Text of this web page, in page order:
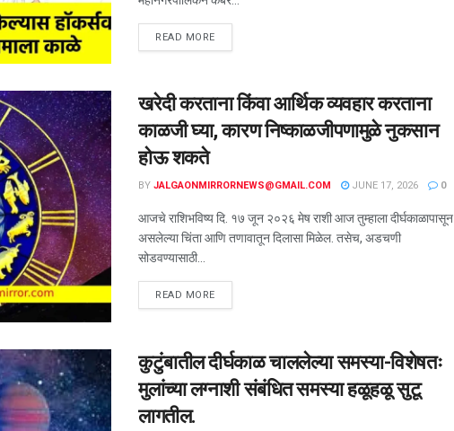
READ MORE
खरेदी करताना किंवा आर्थिक व्यवहार करताना
काळजी घ्या, कारण निष्काळजीपणामुळे नुकसान
होऊ शकते
BY JALGAONMIRRORNEWS@GMAIL.COM JUNE 17, 2026 0
आजचे राशिभविष्य दि. १७ जून २०२६ मेष राशी आज तुम्हाला दीर्घकाळापासून
असलेल्या चिंता आणि तणावातून दिलासा मिळेल. तसेच, अडचणी
सोडवण्यासाठी...
READ MORE
कुटुंबातील दीर्घकाळ चाललेल्या समस्या-विशेषतः
मुलांच्या लग्नाशी संबंधित समस्या हळूहळू सुटू
लागतील.